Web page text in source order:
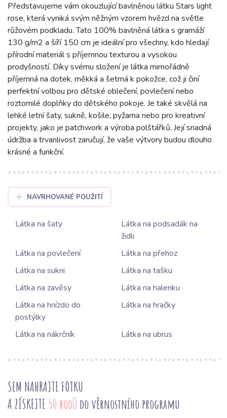
Představujeme vám okouzlující bavlněnou látku Stars light
rose, která vyniká svým něžným vzorem hvězd na světle
růžovém podkladu. Tato 100% bavlněná látka s gramáží
130 g/m2 a šíří 150 cm je ideální pro všechny, kdo hledají
přírodní materiál s příjemnou texturou a vysokou
prodyšností. Díky svému složení je látka mimořádně
příjemná na dotek, měkká a šetrná k pokožce, což ji činí
perfektní volbou pro dětské oblečení, povlečení nebo
roztomilé doplňky do dětského pokoje. Je také skvělá na
lehké letní šaty, sukně, košile, pyžama nebo pro kreativní
projekty, jako je patchwork a výroba polštářků. Její snadná
údržba a trvanlivost zaručují, že vaše výtvory budou dlouho
krásné a funkční.
NAVRHOVANÉ POUŽITÍ
Látka na šaty
Látka na podsadák na
židli
Látka na povlečení
Látka na přehoz
Látka na sukni
Látka na tašku
Látka na zavěsy
Látka na halenku
Látka na hnízdo do
postýlky
Látka na hračky
Látka na nákrčník Látka na ubrus
SEM NAHRAJTE FOTKU
A ZÍSKEJTE 50 bodů do věrnostního programu